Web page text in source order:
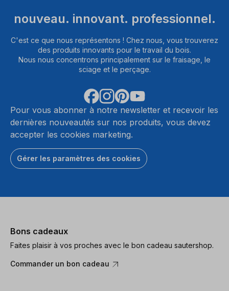
nouveau. innovant. professionnel.
C'est ce que nous représentons ! Chez nous, vous trouverez
des produits innovants pour le travail du bois.
Nous nous concentrons principalement sur le fraisage, le
sciage et le perçage.
Pour vous abonner à notre newsletter et recevoir les
dernières nouveautés sur nos produits, vous devez
accepter les cookies marketing.
Gérer les paramètres des cookies
Bons cadeaux
Faites plaisir à vos proches avec le bon cadeau sautershop.
Commander un bon cadeau